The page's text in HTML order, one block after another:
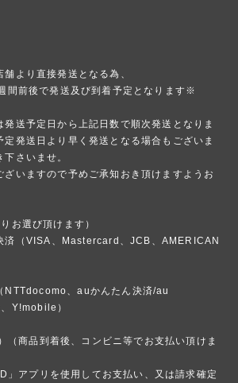
より直接発送となる為、
間前後で発送及び到着予定となります※
送予定日から上記日数で順次発送となりま
発送日より早く発送となる場合もございま
さいませ。
ざいますので予めご承知おき頂けますようお
お選び頂けます）
済（VISA、Mastercard、JCB、AMERICAN
NTTdocomo、auかんたん決済/au
Y!mobile）
（商品到着後、コンビニ等でお支払い頂けま
アプリを使用してお支払い、又は請求確定